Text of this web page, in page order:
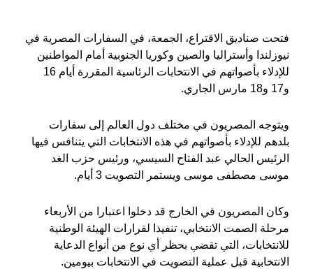
فتحت صناديق الاقتراع، الجمعة، في السفارات المصرية في
نيوزلندا وأستراليا والصين وكوريا الجنوبية أمام المواطنين
للإدلاء بأصواتهم في الانتخابات الرئاسية المقررة أيام 16
و17 و18 مارس الجاري.
ويتوجه المصريون في مختلف دول العالم إلى سفارات
بلدهم للإدلاء بأصواتهم في هذه الانتخابات التي يتنافس فيها
الرئيس الحالي عبد الفتاح السيسي، ورئيس حزب الغد
موسى مصطفى موسى ويستمر التصويت 3 أيام.
وكان المصريون في الخارج قد دخلوا اعتبارا من الأربعاء
مرحلة الصمت الانتخابي، تنفيذا لقرارات الهيئة الوطنية
للانتخابات، التي تقضي بحظر أي نوع من أنواع الدعاية
الانتخابية قبل عملية التصويت في الانتخابات بيومين.